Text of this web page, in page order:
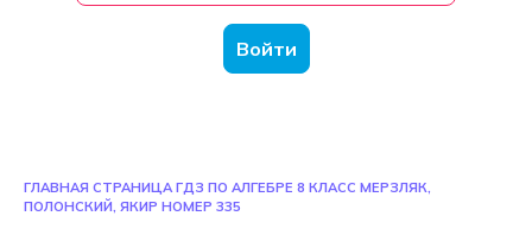
Войти
ГЛАВНАЯ СТРАНИЦА ГДЗ ПО АЛГЕБРЕ 8 КЛАСС МЕРЗЛЯК,
ПОЛОНСКИЙ, ЯКИР НОМЕР 335